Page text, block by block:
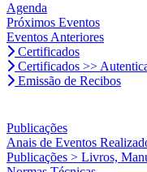
Agenda
Próximos Eventos
Eventos Anteriores
Certificados
Certificados >>
Emissão de Recibos
Publicações
Anais de Eventos
Publicações > Livros,